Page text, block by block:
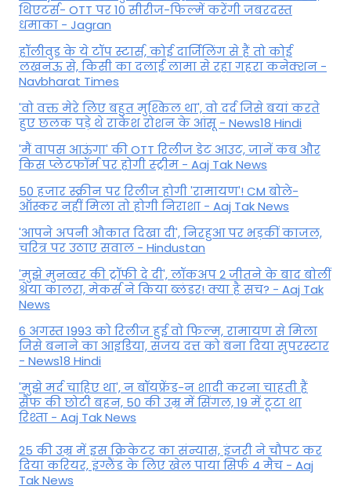
थिएटर्स- OTT पर 10 सीरीज-फिल्में करेंगी जबरदस्त
धमाका - Jagran
हॉलीवुड के ये टॉप स्टार्स, कोई दार्जिलिंग से हैं तो कोई
लखनऊ से, किसी का दलाई लामा से रहा गहरा कनेक्शन -
Navbharat Times
'वो वक्त मेरे लिए बहुत मुश्किल था', वो दर्द जिसे बयां करते
हुए छलक पड़े थे राकेश रोशन के आंसू - News18 Hindi
'मैं वापस आऊंगा' की OTT रिलीज डेट आउट, जानें कब और
किस प्लेटफॉर्म पर होगी स्ट्रीम - Aaj Tak News
50 हजार स्क्रीन पर रिलीज होगी 'रामायण'! CM बोले-
ऑस्कर नहीं मिला तो होगी निराशा - Aaj Tak News
'आपने अपनी औकात दिखा दी', निरहुआ पर भड़कीं काजल,
चरित्र पर उठाए सवाल - Hindustan
'मुझे मुनव्वर की ट्रॉफी दे दी', लॉकअप 2 जीतने के बाद बोलीं
श्रेया कालरा, मेकर्स ने किया ब्लंडर! क्या है सच? - Aaj Tak
News
6 अगस्त 1993 को रिलीज हुई वो फिल्म, रामायण से मिला
जिसे बनाने का आइडिया, संजय दत्त को बना दिया सुपरस्टार
- News18 Hindi
'मुझे मर्द चाहिए था', न बॉयफ्रेंड-न शादी करना चाहती हैं
सैफ की छोटी बहन, 50 की उम्र में सिंगल, 19 में टूटा था
रिश्ता - Aaj Tak News
25 की उम्र में इस क्रिकेटर का संन्यास, इंजरी ने चौपट कर
दिया करियर, इंग्लैंड के लिए खेल पाया सिर्फ 4 मैच - Aaj
Tak News